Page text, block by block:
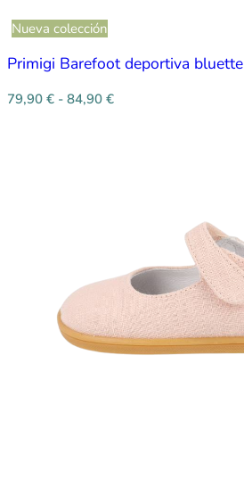
Nueva colección
Primigi Barefoot deportiva bluette
79,90 € - 84,90 €